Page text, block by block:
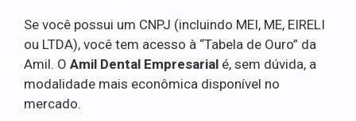
Se você possui um CNPJ (incluindo MEI, ME, EIRELI
ou LTDA), você tem acesso à “Tabela de Ouro” da
Amil. O Amil Dental Empresarial é, sem dúvida, a
modalidade mais econômica disponível no
mercado.